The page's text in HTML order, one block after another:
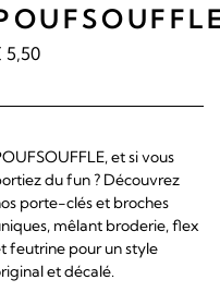
5,50
et si vous
du fun ? Découvrez
porte-clés et broches
mêlant broderie, flex
feutrine pour un style
et décalé.